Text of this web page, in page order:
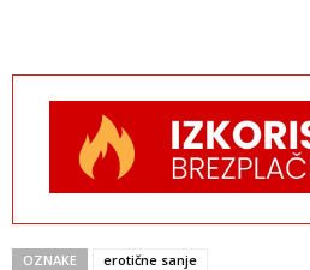
OZNAKE erotične sanje